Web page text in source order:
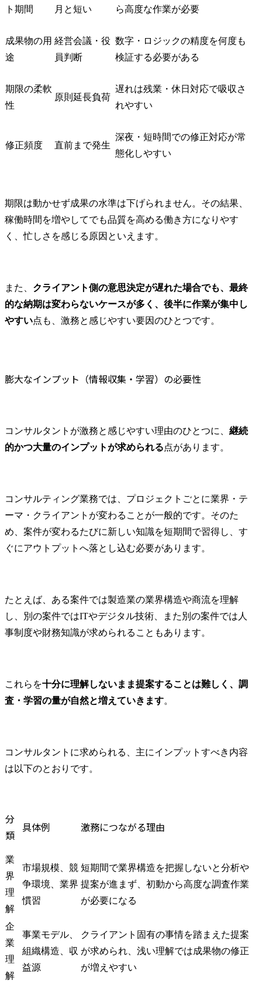
ト期間
月と短い
ら高度な作業が必要
成果物の用
途
経営会議・役
員判断
数字・ロジックの精度を何度も
検証する必要がある
期限の柔軟
性
原則延長負荷
遅れは残業・休日対応で吸収さ
れやすい
修正頻度 直前まで発生
深夜・短時間での修正対応が常
態化しやすい
期限は動かせず成果の水準は下げられません。その結果、
稼働時間を増やしてでも品質を高める働き方になりやす
く、忙しさを感じる原因といえます。
また、 クライアント側の意思決定が遅れた場合でも、最終
的な納期は変わらないケースが多く、後半に作業が集中し
やすい点も、激務と感じやすい要因のひとつです。
膨大なインプット（情報収集・学習）の必要性
コンサルタントが激務と感じやすい理由のひとつに、 継続
的かつ大量のインプットが求められる点があります。
コンサルティング業務では、プロジェクトごとに業界・テ
ーマ・クライアントが変わることが一般的です。そのた
め、案件が変わるたびに新しい知識を短期間で習得し、す
ぐにアウトプットへ落とし込む必要があります。
たとえば、ある案件では製造業の業界構造や商流を理解
し、別の案件ではITやデジタル技術、また別の案件では人
事制度や財務知識が求められることもあります。
これらを十分に理解しないまま提案することは難しく、調
査・学習の量が自然と増えていきます。
コンサルタントに求められる、主にインプットすべき内容
は以下のとおりです。
分
類
具体例 激務につながる理由
業
界
理
解
市場規模、競
争環境、業界
慣習
短期間で業界構造を把握しないと分析や
提案が進まず、初動から高度な調査作業
が必要になる
企
業
理
解
事業モデル、
組織構造、収
益源
クライアント固有の事情を踏まえた提案
が求められ、浅い理解では成果物の修正
が増えやすい